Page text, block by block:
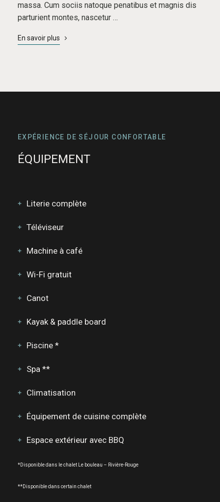
massa. Cum sociis natoque penatibus et magnis dis
parturient montes, nascetur …
En savoir plus
EXPÉRIENCE DE SÉJOUR CONFORTABLE
ÉQUIPEMENT
Literie complète
Téléviseur
Machine à café
Wi-Fi gratuit
Canot
Kayak & paddle board
Piscine *
Spa **
Climatisation
Équipement de cuisine complète
Espace extérieur avec BBQ
*Disponible dans le chalet Le bouleau – Rivière-Rouge
**Disponible dans certain chalet